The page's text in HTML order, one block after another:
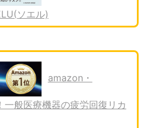
ソエル)
amazon・
般医療機器の疲労回復リカ